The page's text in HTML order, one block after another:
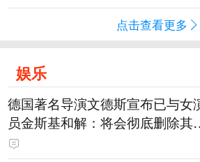
点击查看更多
娱乐
德国著名导演文德斯宣布已与女
员金斯基和解：将会彻底删除其
身裸露的画面